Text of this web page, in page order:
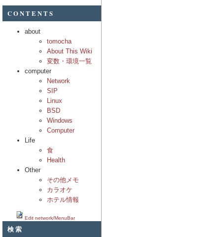
CONTENTS
about
tomocha
About This Wiki
変数・環境一覧
computer
Network
SIP
Linux
BSD
Windows
Computer
Life
食
Health
Other
その他メモ
カラオケ
ホテル情報
Edit network/MenuBar
検索